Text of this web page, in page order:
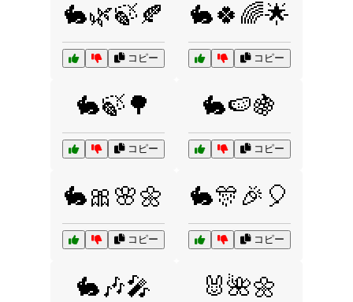
🐇🌿🍃🍂
コピー
🐇🍀🌈🌟
コピー
🐇🍃🌳
コピー
🐇🍉🍇
コピー
🐇🎀🌸🌼
コピー
🐇🎊🎉🎈
コピー
🐇🎶🎤 🐰🌺🌼